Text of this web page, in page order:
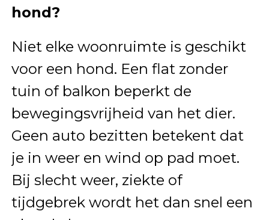
hond?
Niet elke woonruimte is geschikt
voor een hond. Een flat zonder
tuin of balkon beperkt de
bewegingsvrijheid van het dier.
Geen auto bezitten betekent dat
je in weer en wind op pad moet.
Bij slecht weer, ziekte of
tijdgebrek wordt het dan snel een